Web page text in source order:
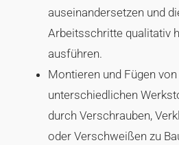
auseinandersetzen und
Arbeitsschritte qualitativ
ausführen.
Montieren und Fügen
unterschiedlichen
durch Verschrauben,
oder Verschweißen zu